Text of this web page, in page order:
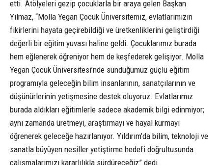
etti. Atölyeleri gezip çocuklarla bir araya gelen Başkan
Yılmaz, “Molla Yegan Çocuk Üniversitemiz, evlatlarımızın
fikirlerini hayata geçirebildiği ve üretkenliklerini geliştirdiği
değerli bir eğitim yuvası haline geldi. Çocuklarımız burada
hem eğlenerek öğreniyor hem de keşfederek gelişiyor. Molla
Yegan Çocuk Üniversitesi’nde sunduğumuz güçlü eğitim
programıyla geleceğin bilim insanlarının, sanatçılarının ve
düşünürlerinin yetişmesine destek oluyoruz. Evlatlarımız
burada aldıkları eğitimlerle sadece akademik bilgi edinmiyor;
aynı zamanda üretmeyi, araştırmayı ve hayal kurmayı
öğrenerek geleceğe hazırlanıyor. Yıldırım’da bilim, teknoloji ve
sanatla büyüyen nesiller yetiştirme hedefi doğrultusunda
çalışmalarımızı kararlılıkla sürdüreceğiz” dedi.